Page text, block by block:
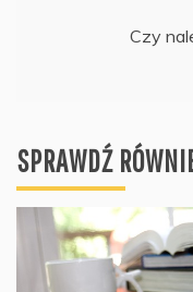
Czy
SPRAWDŹ